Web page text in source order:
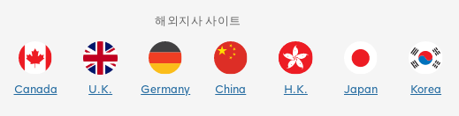
해외지사 사이트
Canada U.K. Germany China H.K. Japan Korea